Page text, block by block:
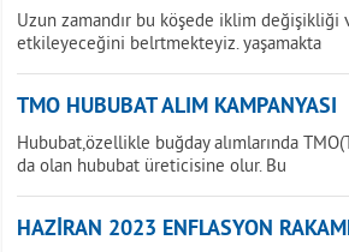
Uzun zamandır bu köşede iklim değişikliği
etkileyeceğini belrtmekteyiz. yaşamakta
TMO HUBUBAT ALIM KAMPANYASI
Hububat,özellikle buğday alımlarında
da olan hububat üreticisine olur. Bu
HAZİRAN 2023 ENFLASYON